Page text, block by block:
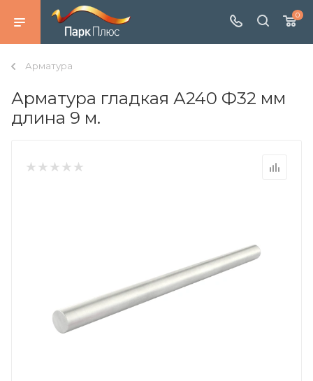
0
Арматура
Арматура гладкая А240 Ф32 мм
длина 9 м.